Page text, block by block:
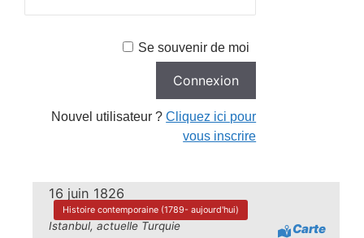
Se souvenir de moi
Nouvel utilisateur ?Cliquez ici pour
vous inscrire
16 juin 1826
Histoire contemporaine (1789- aujourd'hui)
Istanbul, actuelle Turquie Carte